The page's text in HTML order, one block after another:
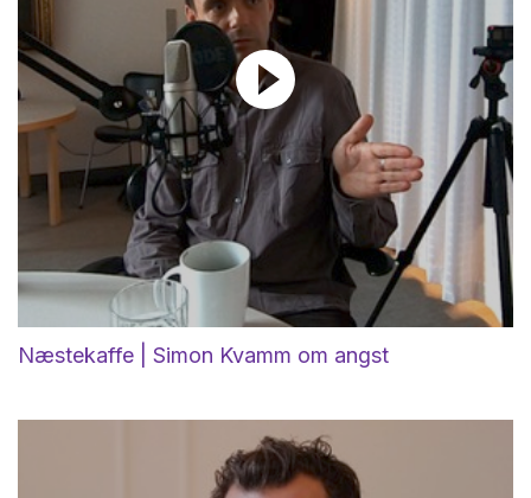
Næstekaffe | Simon Kvamm om angst